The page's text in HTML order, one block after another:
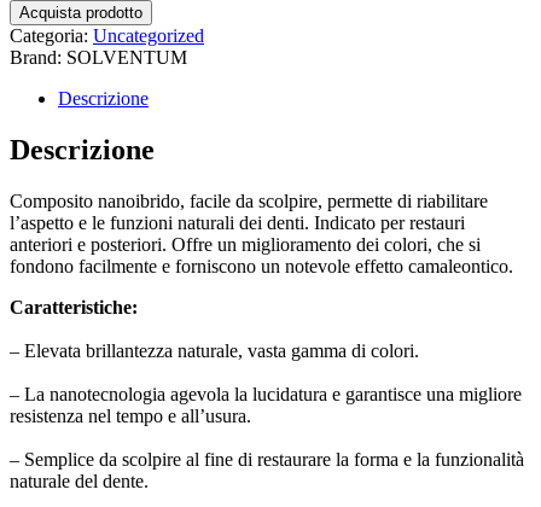
Acquista prodotto
Categoria: Uncategorized
Brand: SOLVENTUM
Descrizione
Descrizione
Composito nanoibrido, facile da scolpire, permette di riabilitare
l’aspetto e le funzioni naturali dei denti. Indicato per restauri
anteriori e posteriori. Offre un miglioramento dei colori, che si
fondono facilmente e forniscono un notevole effetto camaleontico.
Caratteristiche:
– Elevata brillantezza naturale, vasta gamma di colori.
– La nanotecnologia agevola la lucidatura e garantisce una migliore
resistenza nel tempo e all’usura.
– Semplice da scolpire al fine di restaurare la forma e la funzionalità
naturale del dente.